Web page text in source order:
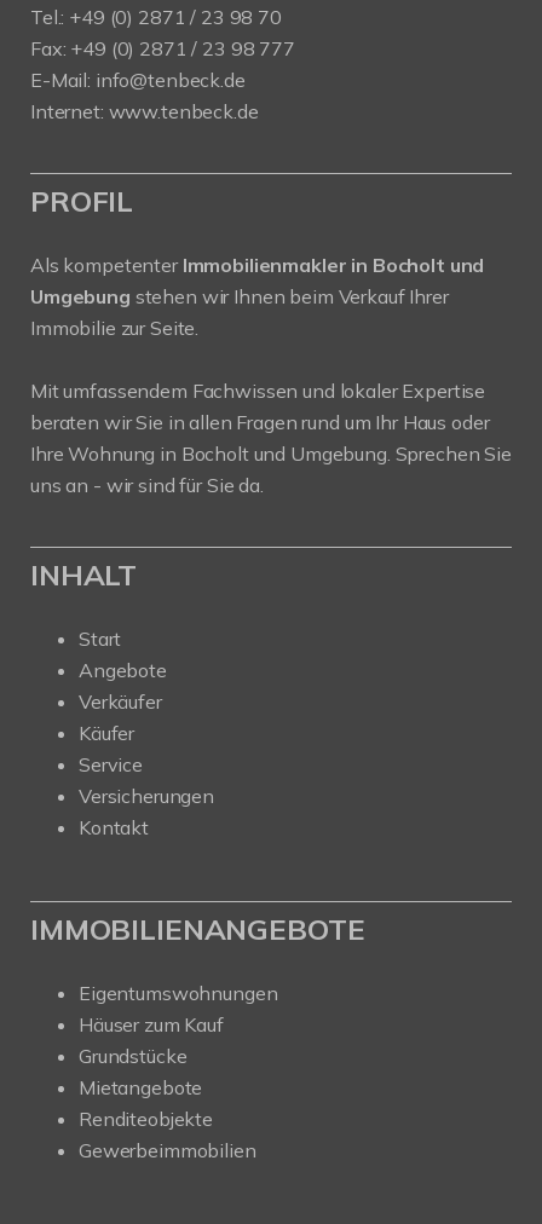
Tel.: +49 (0) 2871 / 23 98 70
Fax: +49 (0) 2871 / 23 98 777
E-Mail: info@tenbeck.de
Internet: www.tenbeck.de
PROFIL
Als kompetenter Immobilienmakler in Bocholt und
Umgebung stehen wir Ihnen beim Verkauf Ihrer
Immobilie zur Seite.
Mit umfassendem Fachwissen und lokaler Expertise
beraten wir Sie in allen Fragen rund um Ihr Haus oder
Ihre Wohnung in Bocholt und Umgebung. Sprechen Sie
uns an - wir sind für Sie da.
INHALT
Start
Angebote
Verkäufer
Käufer
Service
Versicherungen
Kontakt
IMMOBILIENANGEBOTE
Eigentumswohnungen
Häuser zum Kauf
Grundstücke
Mietangebote
Renditeobjekte
Gewerbeimmobilien